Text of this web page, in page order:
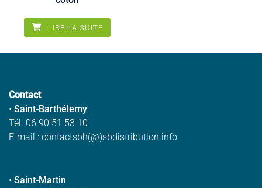
LIRE LA SUITE
Contact
• Saint-Barthélemy
Tél. 06 90 51 53 10
E-mail : contactsbh(@)sbdistribution.info
• Saint-Martin